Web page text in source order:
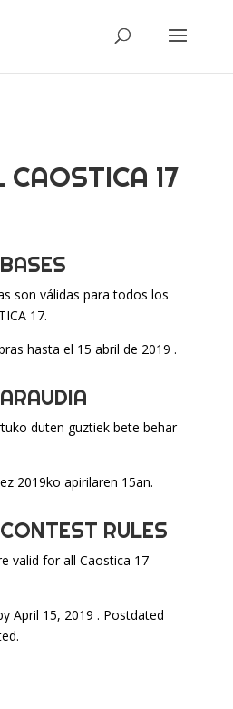
CAOSTICA 17
son válidas para todos los
17.
hasta el 15 abril de 2019 .
duten guztiek bete behar
2019ko apirilaren 15an.
RULES
valid for all Caostica 17
April 15, 2019 . Postdated